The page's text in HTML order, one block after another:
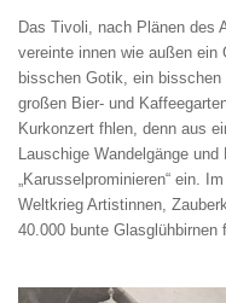
Das Tivoli, nach Plänen des
vereinte innen wie außen
bisschen Gotik, ein
großen Bier- und
Kurkonzert fhlen, denn aus
Lauschige Wandelgänge und
„Karusselprominieren“ ein.
Weltkrieg Artistinnen,
40.000 bunte Glasglühbirnen